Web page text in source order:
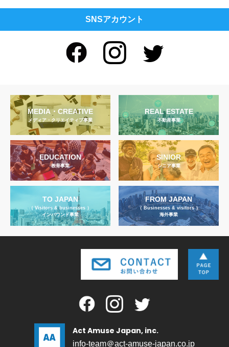
SNSアカウント
MEDIA・CREATIVE
メディア・クリエイティブ事業
REAL ESTATE
不動産事業
EDUCATION
教育事業
SINIOR
シニア事業
TO JAPAN
（ Visitors & businesses ）
インバウンド事業
FROM JAPAN
（ Businesses & visitors ）
海外事業
Act Amuse Japan, inc.
info-team＠act-amuse-japan.co.jp